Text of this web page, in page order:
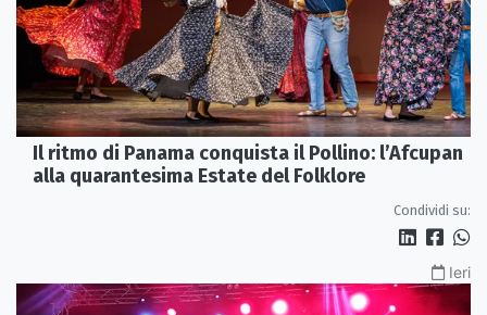
Il ritmo di Panama conquista il Pollino: l’Afcupan
alla quarantesima Estate del Folklore
Condividi su:
Ieri